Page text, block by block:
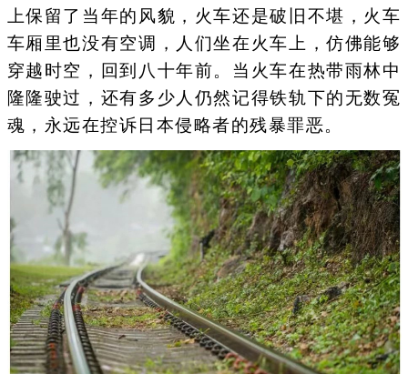
上保留了当年的风貌，火车还是破旧不堪，火车
车厢里也没有空调，人们坐在火车上，仿佛能够
穿越时空，回到八十年前。当火车在热带雨林中
隆隆驶过，还有多少人仍然记得铁轨下的无数冤
魂，永远在控诉日本侵略者的残暴罪恶。